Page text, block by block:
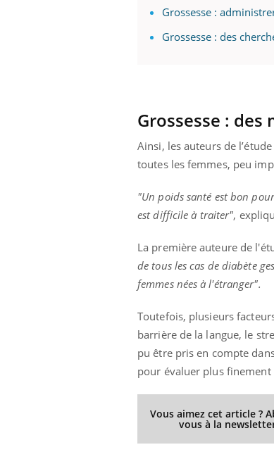
Grossesse :
Grossesse : des
Grossesse :
Ainsi, les auteurs de
toutes les femmes, peu
"Un poids santé est bon
est difficile à traiter",
La première auteure de
de tous les cas de diabète
femmes nées à l'étranger".
Toutefois, plusieurs
barrière de la langue, le
pu être pris en compte
pour évaluer plus finement
Vous aimez cet article ?
vous à la